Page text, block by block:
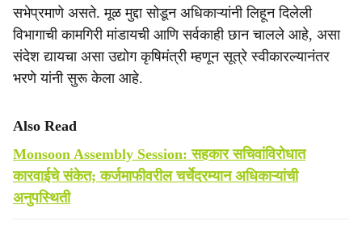
सभेप्रमाणे असते. मूळ मुद्दा सोडून अधिकाऱ्यांनी लिहून दिलेली
विभागाची कामगिरी मांडायची आणि सर्वकाही छान चालले आहे, असा
संदेश द्यायचा असा उद्योग कृषिमंत्री म्हणून सूत्रे स्वीकारल्यानंतर
भरणे यांनी सुरू केला आहे.
Also Read
Monsoon Assembly Session: सहकार सचिवांविरोधात
कारवाईचे संकेत; कर्जमाफीवरील चर्चेदरम्यान अधिकाऱ्यांची
अनुपस्थिती